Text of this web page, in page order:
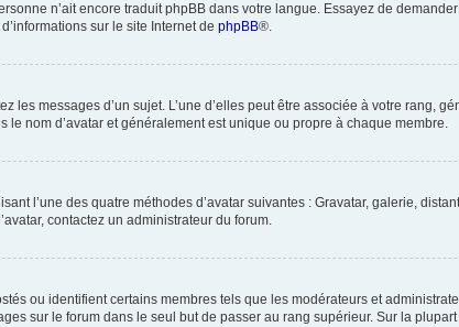
n’ait encore traduit phpBB dans votre langue. Essayez de
sur le site Internet de phpBB®.
les messages d’un sujet. L’une d’elles peut être associée à votre rang,
nom d’avatar et généralement est unique ou propre à chaque membre.
l’une des quatre méthodes d’avatar suivantes : Gravatar, galerie,
contactez un administrateur du forum.
ou identifient certains membres tels que les modérateurs et
sur le forum dans le seul but de passer au rang supérieur. Sur la